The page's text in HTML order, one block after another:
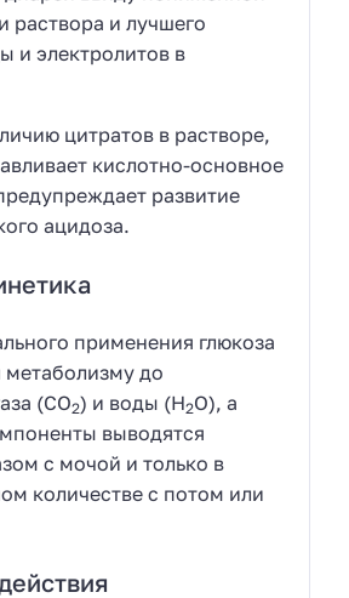
раствора и лучшего
и электролитов в
цитратов в растворе,
кислотно-основное
развитие
ацидоза.
применения глюкоза
метаболизму до
(СО2) и воды (Н2О), а
выводятся
с мочой и только в
количестве с потом или